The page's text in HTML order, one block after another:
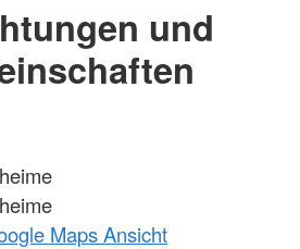
und
Maps Ansicht